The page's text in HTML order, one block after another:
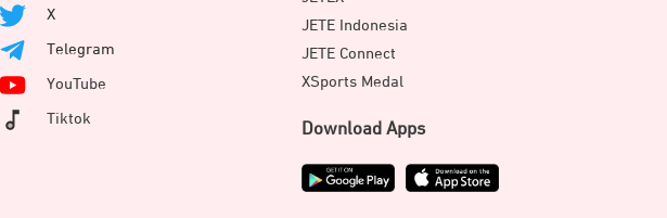
X
Telegram
YouTube
Tiktok
JETE Indonesia
JETE Connect
XSports Medal
Download Apps